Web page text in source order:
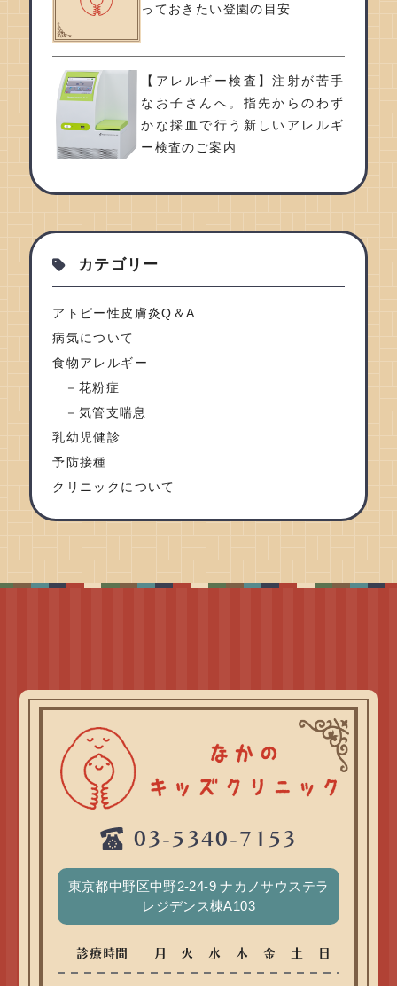
っておきたい登園の目安
【アレルギー検査】注射が苦手
なお子さんへ。指先からのわず
かな採血で行う新しいアレルギ
ー検査のご案内
カテゴリー
アトピー性皮膚炎Q＆A
病気について
食物アレルギー
花粉症
気管支喘息
乳幼児健診
予防接種
クリニックについて
03-5340-7153
東京都中野区中野2-24-9 ナカノサウステラ
レジデンス棟A103
診療時間 月 火 水 木 金 土 日